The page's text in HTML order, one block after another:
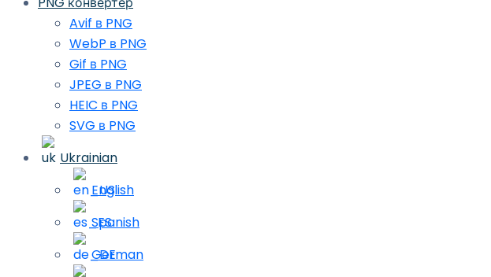
Avif в PNG
WebP в PNG
Gif в PNG
JPEG в PNG
HEIC в PNG
SVG в PNG
Ukrainian
English
Spanish
German